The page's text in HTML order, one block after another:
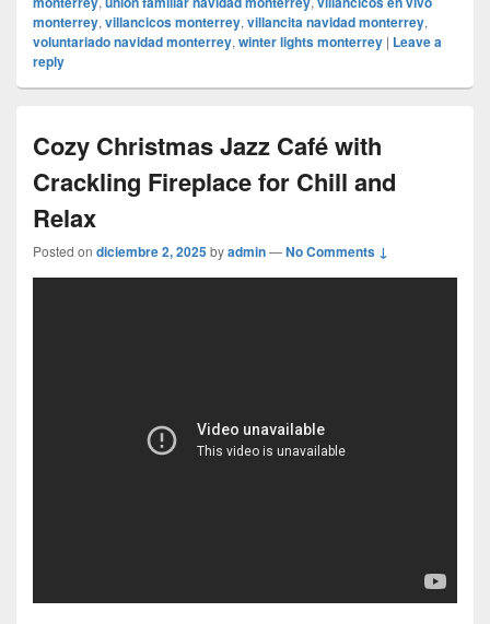
monterrey, villancicos monterrey, villancita navidad monterrey,
voluntariado navidad monterrey, winter lights monterrey | Leave a
reply
Cozy Christmas Jazz Café with
Crackling Fireplace for Chill and
Relax
Posted on diciembre 2, 2025byadmin—No Comments ↓